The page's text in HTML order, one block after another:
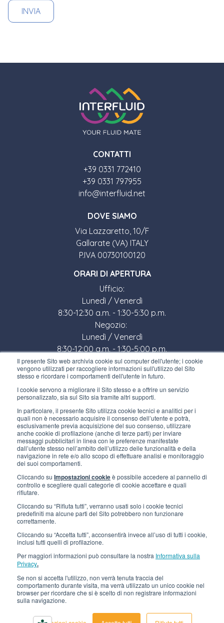
Il presente Sito web archivia cookie sul computer dell'utente; i cookie
vengono utilizzati per raccogliere informazioni sull'utilizzo del Sito
stesso e ricordare i comportamenti dell'utente in futuro.
I cookie servono a migliorare il Sito stesso e a offrire un servizio
personalizzato, sia sul Sito sia tramite altri supporti.
In particolare, il presente Sito utilizza cookie tecnici e analitici per i
quali non è necessario acquisire il consenso dell’utente e potrà,
esclusivamente previa acquisizione del suo consenso, utilizzare
anche cookie di profilazione (anche di terze parti) per inviare
messaggi pubblicitari in linea con le preferenze manifestate
dall’utente stesso nell’ambito dell’utilizzo delle funzionalità e della
navigazione in rete e/o allo scopo di effettuare analisi e monitoraggio
dei suoi comportamenti.
Cliccando su Impostazioni cookieè possibile accedere al pannello di
controllo e scegliere quali categorie di cookie accettare e quali
rifiutare.
Cliccando su “Rifiuta tutti”, verranno usati solo i cookie tecnici
predefiniti ma alcune parti del Sito potrebbero non funzionare
correttamente.
Cliccando su “Accetta tutti”, acconsentirà invece all’uso di tutti i cookie,
inclusi tutti quelli di profilazione.
Per maggiori informazioni può consultare la nostra Informativa sulla
Privacy.
Se non si accetta l'utilizzo, non verrà tenuta traccia del
comportamento durante visita, ma verrà utilizzato un unico cookie nel
browser per ricordare che si è scelto di non registrare informazioni
sulla navigazione.
CONTATTI
+39 0331 772410
+39 0331 797955
info@interfluid.net
DOVE SIAMO
Via Lazzaretto, 10/F
Gallarate (VA) ITALY
P.IVA 00730100120
ORARI DI APERTURA
Ufficio:
Lunedì / Venerdì
8:30-12:30 a.m. - 1:30-5:30 p.m.
Negozio:
Lunedì / Venerdì
8:30-12:00 a.m. - 1:30-5:00 p.m.
LINK UTILI
Iscriviti alla newsletter
Lavora con noi
Gli imballi di Interfluid
Progetto di trasformazione digitale
© 2026 Interfluid srl • Tutti i diritti riservati